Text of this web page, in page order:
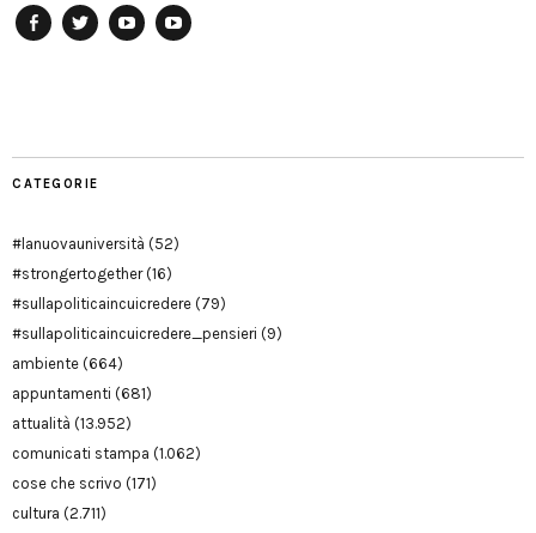
CATEGORIE
#lanuovauniversità (52)
#strongertogether(16)
#sullapoliticaincuicredere (79)
#sullapoliticaincuicredere_pensieri (9)
ambiente (664)
appuntamenti (681)
attualità (13.952)
comunicati stampa (1.062)
cose che scrivo (171)
cultura (2.711)